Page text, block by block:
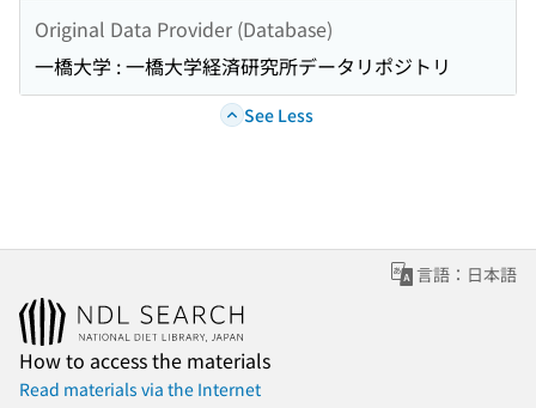
Original Data Provider (Database)
一橋大学 : 一橋大学経済研究所データリポジトリ
See Less
言語：日本語
How to access the materials
Read materials via the Internet